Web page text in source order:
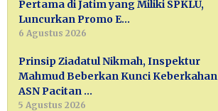
Pertama di Jatim yang Miliki SPKLU,
Luncurkan Promo E…
6 Agustus 2026
Prinsip Ziadatul Nikmah, Inspektur
Mahmud Beberkan Kunci Keberkahan
ASN Pacitan …
5 Agustus 2026